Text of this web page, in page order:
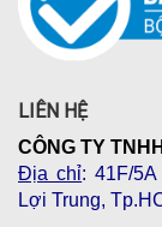
LIÊN HỆ
CÔNG TY
Địa chỉ: 41F/
Lợi Trung,